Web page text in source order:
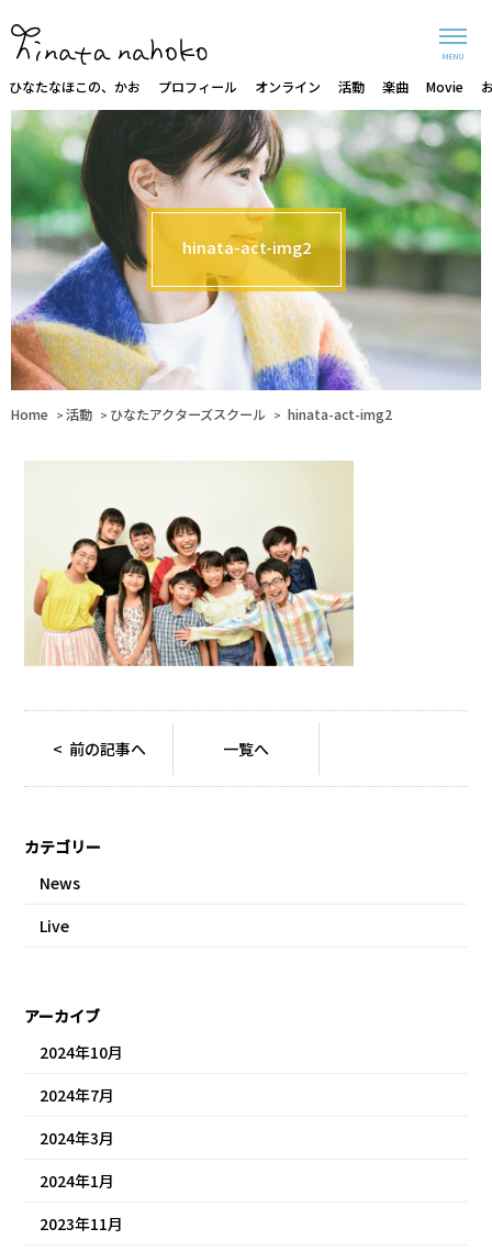
ひなたなほこの、かお プロフィール オンライン 活動 楽曲 Movie
hinata-act-img2
MENU
Home > 活動 > ひなたアクターズスクール > hinata-act-img2
< 前の記事へ 一覧へ
カテゴリー
News
Live
アーカイブ
2024年10月
2024年7月
2024年3月
2024年1月
2023年11月